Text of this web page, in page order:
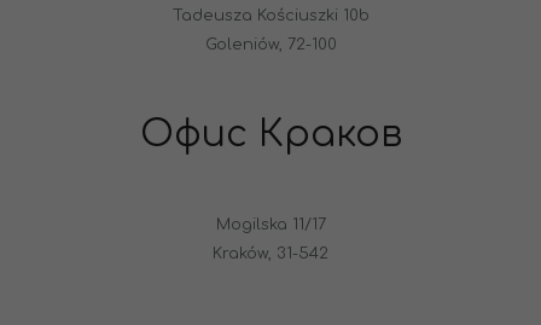
Tadeusza Kościuszki 10b
Goleniów, 72-100
Офис Краков
Mogilska 11/17
Kraków, 31-542